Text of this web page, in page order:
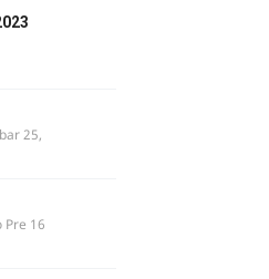
25,
Pre 16